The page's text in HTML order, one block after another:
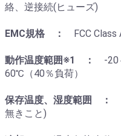
絡、逆接続(ヒューズ)
EMC規格 ： FCC Class
動作温度範囲※1 ： -20
60℃（40％負荷）
保存温度、湿度範囲 ：
無きこと)